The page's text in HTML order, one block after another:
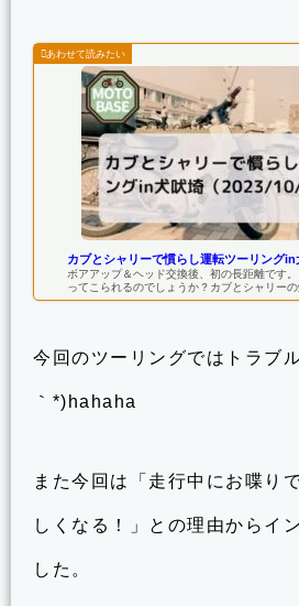
カブとシャリーで慣らし運転ツーリングin
ボアアップ＆ヘッド交換後、初の長距離です
ってこられるのでしょうか？カブとシャリーの
今回のツーリングではトラブ
｀*)hahaha
また今回は「走行中にお喋り
しくなる！」との理由からイ
した。